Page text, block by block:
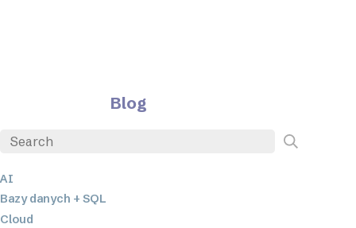
Blog
AI
Bazy danych + SQL
Cloud